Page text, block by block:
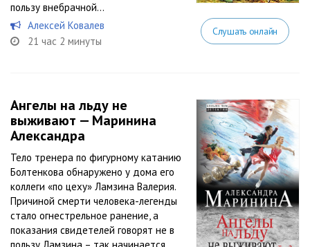
пользу внебрачной...
Алексей Ковалев
21 час 2 минуты
Слушать онлайн
Ангелы на льду не
выживают — Маринина
Александра
Тело тренера по фигурному катанию
Болтенкова обнаружено у дома его
коллеги «по цеху» Ламзина Валерия.
Причиной смерти человека-легенды
стало огнестрельное ранение, а
показания свидетелей говорят не в